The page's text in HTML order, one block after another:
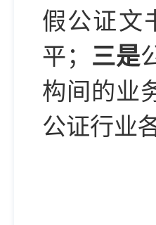
假公证文
平； 三是
构间的业
公证行业